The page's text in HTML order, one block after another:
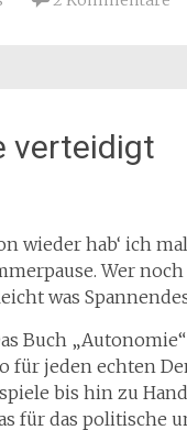
verteidigt
wieder hab‘ ich
Wer
was
Buch
für jeden echten
bis hin zu
für das politische